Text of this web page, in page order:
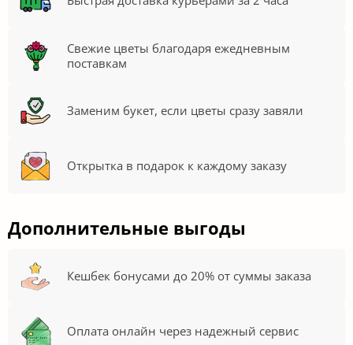
Свежие цветы благодаря ежедневным
поставкам
Заменим букет, если цветы сразу завяли
Открытка в подарок к каждому заказу
Дополнительные выгоды
Кешбек бонусами до 20% от суммы заказа
Оплата онлайн через надежный сервис